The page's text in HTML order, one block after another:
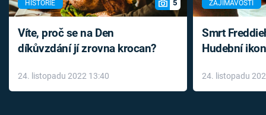
HISTORIE 5
Víte, proč se na Den
díkůvzdání jí zrovna krocan?
24. listopadu 2022 13:40
ZAJÍMAVOSTI
Smrt
Hudební
léky
24. listopadu